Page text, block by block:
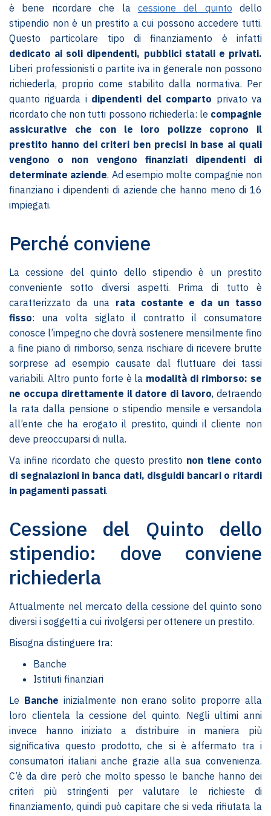
è bene ricordare che la cessione del quinto dello
stipendio non è un prestito a cui possono accedere tutti.
Questo particolare tipo di finanziamento è infatti
dedicato ai soli dipendenti, pubblici statali e privati.
Liberi professionisti o partite iva in generale non possono
richiederla, proprio come stabilito dalla normativa. Per
quanto riguarda i dipendenti del comparto privato va
ricordato che non tutti possono richiederla: le compagnie
assicurative che con le loro polizze coprono il
prestito hanno dei criteri ben precisi in base ai quali
vengono o non vengono finanziati dipendenti di
determinate aziende. Ad esempio molte compagnie non
finanziano i dipendenti di aziende che hanno meno di 16
impiegati.
Perché conviene
La cessione del quinto dello stipendio è un prestito
conveniente sotto diversi aspetti. Prima di tutto è
caratterizzato da una rata costante e da un tasso
fisso: una volta siglato il contratto il consumatore
conosce l’impegno che dovrà sostenere mensilmente fino
a fine piano di rimborso, senza rischiare di ricevere brutte
sorprese ad esempio causate dal fluttuare dei tassi
variabili. Altro punto forte è la modalità di rimborso: se
ne occupa direttamente il datore di lavoro, detraendo
la rata dalla pensione o stipendio mensile e versandola
all’ente che ha erogato il prestito, quindi il cliente non
deve preoccuparsi di nulla.
Va infine ricordato che questo prestito non tiene conto
di segnalazioni in banca dati, disguidi bancari o ritardi
in pagamenti passati.
Cessione del Quinto dello
stipendio: dove conviene
richiederla
Attualmente nel mercato della cessione del quinto sono
diversi i soggetti a cui rivolgersi per ottenere un prestito.
Bisogna distinguere tra:
Banche
Istituti finanziari
Le Banche inizialmente non erano solito proporre alla
loro clientela la cessione del quinto. Negli ultimi anni
invece hanno iniziato a distribuire in maniera più
significativa questo prodotto, che si è affermato tra i
consumatori italiani anche grazie alla sua convenienza.
C’è da dire però che molto spesso le banche hanno dei
criteri più stringenti per valutare le richieste di
finanziamento, quindi può capitare che si veda rifiutata la